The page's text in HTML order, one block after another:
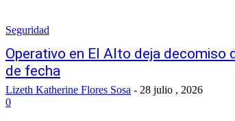
Seguridad
Operativo en El Alto deja decomiso
de fecha
Lizeth Katherine Flores Sosa - 28 julio , 2026
0